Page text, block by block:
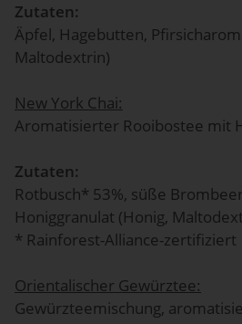
Zutaten:
Äpfel, Hagebutten,
Maltodextrin)
New York Chai:
Aromatisierter Rooibostee mit
Zutaten:
Rotbusch* 53%, süße
Honiggranulat (Honig,
* Rainforest-Alliance-zertifiziert
Orientalischer Gewürztee:
Gewürzteemischung,